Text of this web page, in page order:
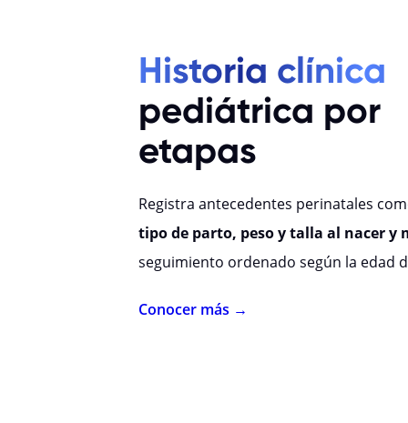
Historia clínica
pediátrica por
etapas
Registra antecedentes perinatales
tipo de parto, peso y talla al nacer y
seguimiento ordenado según la edad
Conocer más →